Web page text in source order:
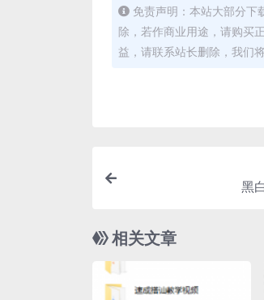
免责声明：本站大部分下
除，若作商业用途，请购买
益，请联系站长删除，我们
黑
相关文章